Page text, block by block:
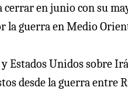
en junio con su
la guerra en Medio
Unidos sobre
desde la guerra entre